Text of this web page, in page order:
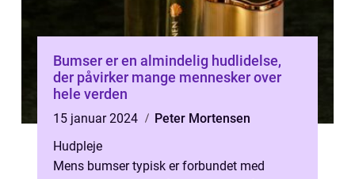
Bumser er en almindelig hudlidelse,
der påvirker mange mennesker over
hele verden
15 januar 2024
Peter Mortensen
Hudpleje
Mens bumser typisk er forbundet med